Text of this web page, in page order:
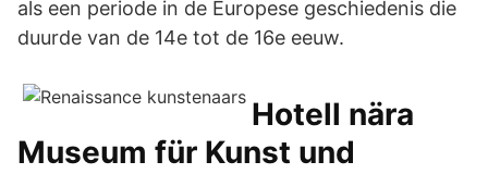
als een periode in de Europese geschiedenis die
duurde van de 14e tot de 16e eeuw.
Hotell nära
Museum für Kunst und